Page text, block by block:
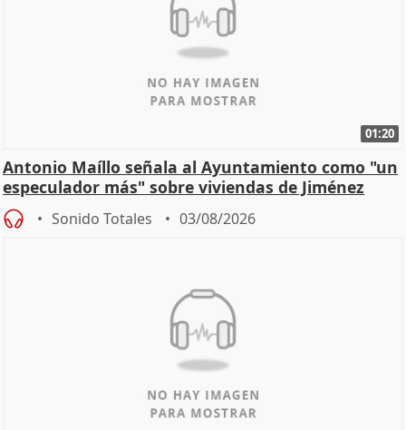
01:20
Antonio Maíllo señala al Ayuntamiento como "un
especulador más" sobre viviendas de Jiménez
Becerril
Sonido Totales 03/08/2026